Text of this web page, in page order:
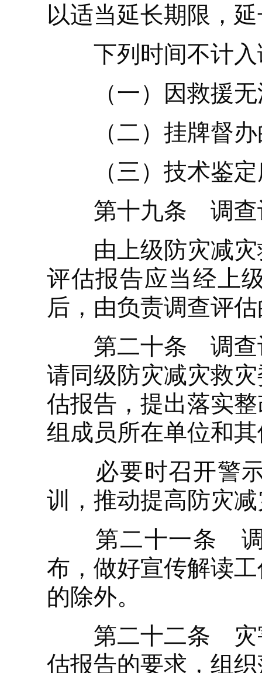
以适当延长期限，
下列时间不计入
（一）因救援无
（二）挂牌督办
（三）技术鉴定
第十九条 调查评
由上级防灾减灾
评估报告应当经上
后，由负责调查评
第二十条 调查评
请同级防灾减灾救
估报告，提出落实
组成员所在单位和
必要时召开警示
训，推动提高防灾
第二十一条 调
布，做好宣传解读
的除外。
第二十二条 灾害
估报告的要求，组